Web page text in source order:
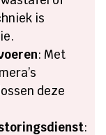
is
: Met
deze
: